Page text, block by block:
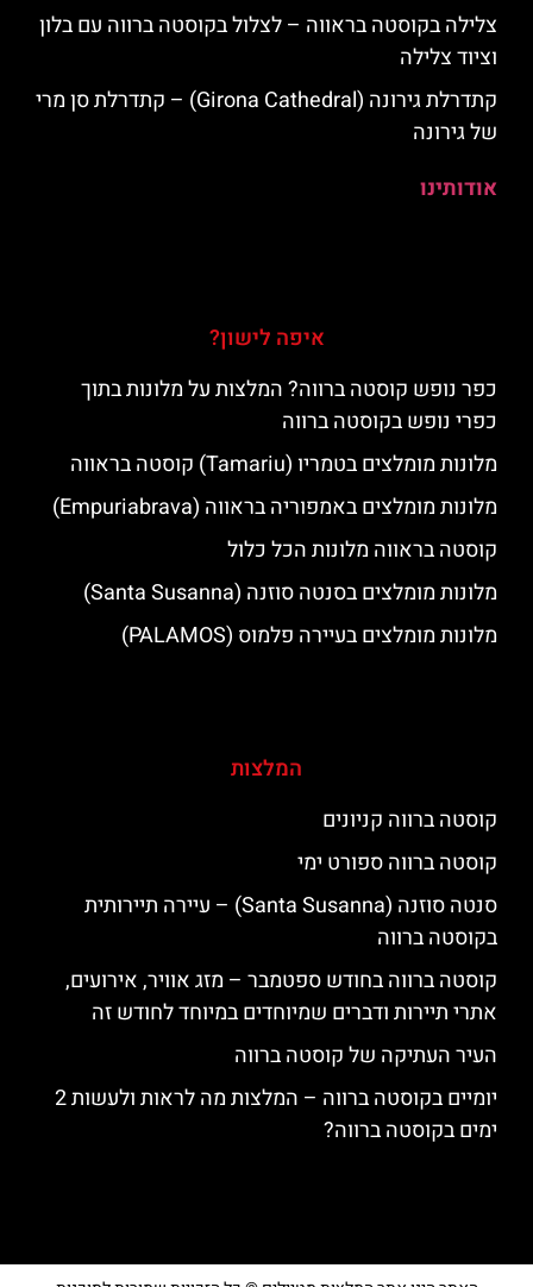
צלילה בקוסטה בראווה – לצלול בקוסטה ברווה עם בלון
וציוד צלילה
קתדרלת גירונה (Girona Cathedral) – קתדרלת סן מרי
של גירונה
אודותינו
איפה לישון?
כפר נופש קוסטה ברווה? המלצות על מלונות בתוך
כפרי נופש בקוסטה ברווה
מלונות מומלצים בטמריו (Tamariu) קוסטה בראווה
מלונות מומלצים באמפוריה בראווה (Empuriabrava)
קוסטה בראווה מלונות הכל כלול
מלונות מומלצים בסנטה סוזנה (Santa Susanna)
מלונות מומלצים בעיירה פלמוס (PALAMOS)
המלצות
קוסטה ברווה קניונים
קוסטה ברווה ספורט ימי
סנטה סוזנה (Santa Susanna) – עיירה תיירותית
בקוסטה ברווה
קוסטה ברווה בחודש ספטמבר – מזג אוויר, אירועים,
אתרי תיירות ודברים שמיוחדים במיוחד לחודש זה
העיר העתיקה של קוסטה ברווה
יומיים בקוסטה ברווה – המלצות מה לראות ולעשות 2
ימים בקוסטה ברווה?